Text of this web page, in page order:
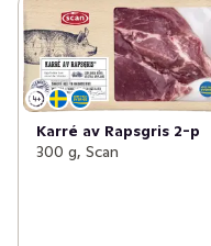
Karré av Rapsgris 2-p
300 g, Scan